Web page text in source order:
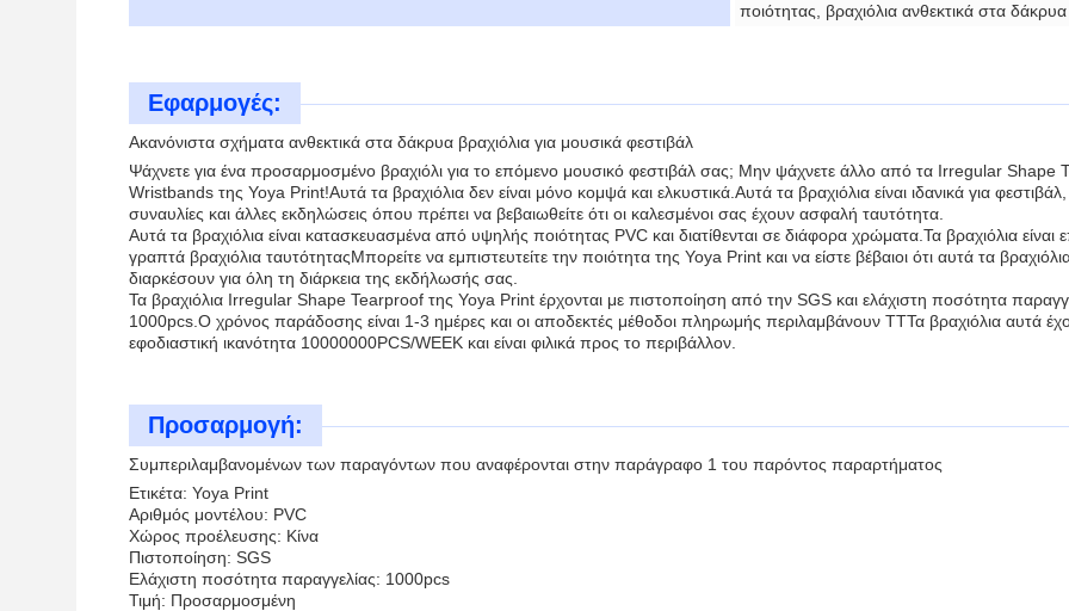
ποιότητας, βραχιόλια ανθεκτικά στα δάκρυα
Εφαρμογές:
Ακανόνιστα σχήματα ανθεκτικά στα δάκρυα βραχιόλια για μουσικά φεστιβάλ
Ψάχνετε για ένα προσαρμοσμένο βραχιόλι για το επόμενο μουσικό φεστιβάλ σας; Μην ψάχνετε άλλο από τα Irregular Shape
Wristbands της Yoya Print!Αυτά τα βραχιόλια δεν είναι μόνο κομψά και ελκυστικά.Αυτά τα βραχιόλια είναι ιδανικά για φεστιβάλ,
συναυλίες και άλλες εκδηλώσεις όπου πρέπει να βεβαιωθείτε ότι οι καλεσμένοι σας έχουν ασφαλή ταυτότητα.
Αυτά τα βραχιόλια είναι κατασκευασμένα από υψηλής ποιότητας PVC και διατίθενται σε διάφορα χρώματα.Τα βραχιόλια είναι
γραπτά βραχιόλια ταυτότηταςΜπορείτε να εμπιστευτείτε την ποιότητα της Yoya Print και να είστε βέβαιοι ότι αυτά τα
διαρκέσουν για όλη τη διάρκεια της εκδήλωσής σας.
Τα βραχιόλια Irregular Shape Tearproof της Yoya Print έρχονται με πιστοποίηση από την SGS και ελάχιστη ποσότητα
1000pcs.Ο χρόνος παράδοσης είναι 1-3 ημέρες και οι αποδεκτές μέθοδοι πληρωμής περιλαμβάνουν TTΤα βραχιόλια αυτά
εφοδιαστική ικανότητα 10000000PCS/WEEK και είναι φιλικά προς το περιβάλλον.
Προσαρμογή:
Συμπεριλαμβανομένων των παραγόντων που αναφέρονται στην παράγραφο 1 του παρόντος παραρτήματος
Ετικέτα: Yoya Print
Αριθμός μοντέλου: PVC
Χώρος προέλευσης: Κίνα
Πιστοποίηση: SGS
Ελάχιστη ποσότητα παραγγελίας: 1000pcs
Τιμή: Προσαρμοσμένη